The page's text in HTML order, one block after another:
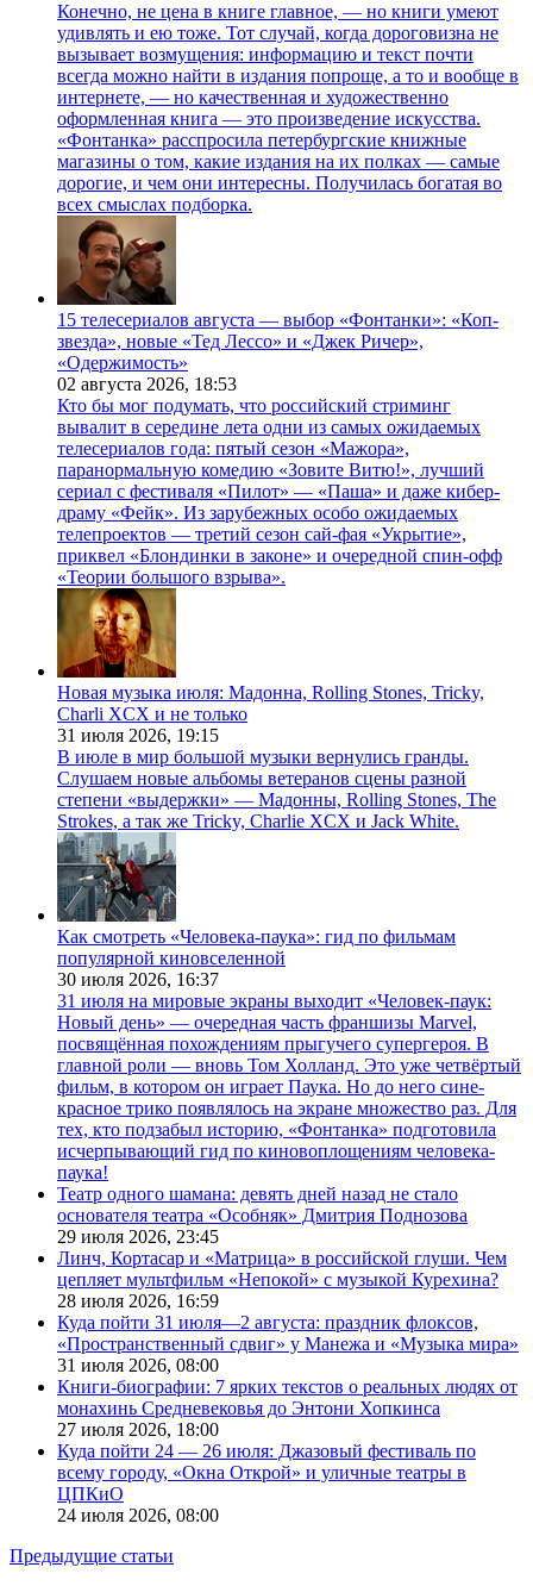
Конечно, не цена в книге главное, — но книги умеют
удивлять и ею тоже. Тот случай, когда дороговизна не
вызывает возмущения: информацию и текст почти
всегда можно найти в издания попроще, а то и вообще в
интернете, — но качественная и художественно
оформленная книга — это произведение искусства.
«Фонтанка» расспросила петербургские книжные
магазины о том, какие издания на их полках — самые
дорогие, и чем они интересны. Получилась богатая во
всех смыслах подборка.
15 телесериалов августа — выбор «Фонтанки»: «Коп-
звезда», новые «Тед Лессо» и «Джек Ричер»,
«Одержимость»
02 августа 2026, 18:53
Кто бы мог подумать, что российский стриминг
вывалит в середине лета одни из самых ожидаемых
телесериалов года: пятый сезон «Мажора»,
паранормальную комедию «Зовите Витю!», лучший
сериал с фестиваля «Пилот» — «Паша» и даже кибер-
драму «Фейк». Из зарубежных особо ожидаемых
телепроектов — третий сезон сай-фая «Укрытие»,
приквел «Блондинки в законе» и очередной спин-офф
«Теории большого взрыва».
Новая музыка июля: Мадонна, Rolling Stones, Tricky,
Charli XCX и не только
31 июля 2026, 19:15
В июле в мир большой музыки вернулись гранды.
Слушаем новые альбомы ветеранов сцены разной
степени «выдержки» — Мадонны, Rolling Stones, The
Strokes, а так же Tricky, Charlie XCX и Jack White.
Как смотреть «Человека-паука»: гид по фильмам
популярной киновселенной
30 июля 2026, 16:37
31 июля на мировые экраны выходит «Человек-паук:
Новый день» — очередная часть франшизы Marvel,
посвящённая похождениям прыгучего супергероя. В
главной роли — вновь Том Холланд. Это уже четвёртый
фильм, в котором он играет Паука. Но до него сине-
красное трико появлялось на экране множество раз. Для
тех, кто подзабыл историю, «Фонтанка» подготовила
исчерпывающий гид по киновоплощениям человека-
паука!
Театр одного шамана: девять дней назад не стало
основателя театра «Особняк» Дмитрия Поднозова
29 июля 2026, 23:45
Линч, Кортасар и «Матрица» в российской глуши. Чем
цепляет мультфильм «Непокой» с музыкой Курехина?
28 июля 2026, 16:59
Куда пойти 31 июля—2 августа: праздник флоксов,
«Пространственный сдвиг» у Манежа и «Музыка мира»
31 июля 2026, 08:00
Книги-биографии: 7 ярких текстов о реальных людях от
монахинь Средневековья до Энтони Хопкинса
27 июля 2026, 18:00
Куда пойти 24 — 26 июля: Джазовый фестиваль по
всему городу, «Окна Открой» и уличные театры в
ЦПКиО
24 июля 2026, 08:00
Предыдущие статьи